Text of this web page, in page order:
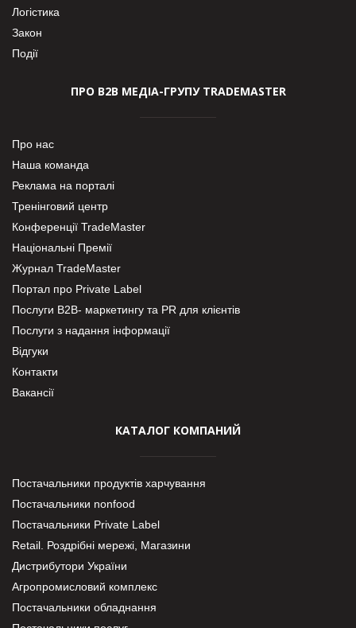
Логістика
Закон
Події
ПРО В2В МЕДІА-ГРУПУ TRADEMASTER
Про нас
Наша команда
Реклама на порталі
Тренінговий центр
Конференції TradeMaster
Національні Премії
Журнал TradeMaster
Портал про Private Label
Послуги В2В- маркетингу та PR для клієнтів
Послуги з надання інформації
Відгуки
Контакти
Вакансії
КАТАЛОГ КОМПАНИЙ
Постачальники продуктів харчування
Постачальники nonfood
Постачальники Private Label
Retail. Роздрібні мережі, Магазини
Дистрибутори України
Агропромисловий комплекс
Постачальники обладнання